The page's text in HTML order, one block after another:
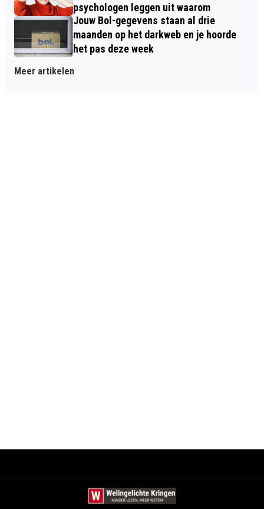
psychologen leggen uit waarom
Jouw Bol-gegevens staan al drie
maanden op het darkweb en je hoorde
het pas deze week
Meer artikelen